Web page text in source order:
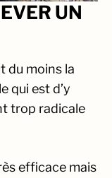
UN
du moins la
qui est d’y
trop radicale
efficace mais